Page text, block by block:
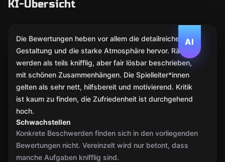
KI-Übersicht
AI
Die Bewertungen heben vor allem die detailreiche
Gestaltung und die starke Atmosphäre hervor. Rätsel
werden als teils knifflig, aber fair lösbar beschrieben,
mit schönen Zusammenhängen. Die Spielleiter*innen
gelten als sehr nett, hilfsbereit und motivierend. Kritik
ist kaum zu finden, die Zufriedenheit ist durchgehend
hoch.
Schwachstellen
Konkrete Beschwerden finden sich in den vorliegenden
Bewertungen nicht. Vereinzelt wird nur betont, dass
manche Aufgaben knifflig sind.